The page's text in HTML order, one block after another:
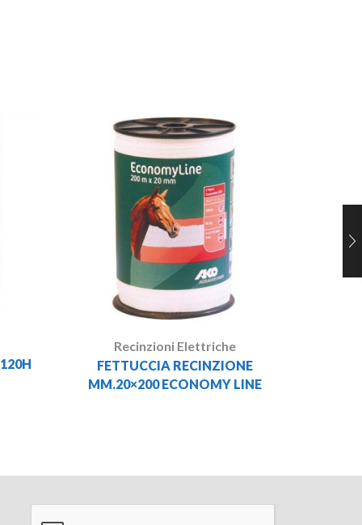
Recinzioni Elettriche
FETTUCCIA RECINZIONE
MM.20×200 ECONOMY LINE